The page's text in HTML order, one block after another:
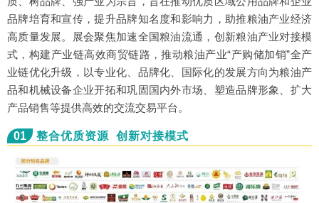
品牌培育和宣传，提升品牌知名度和影响力，助推粮油产业经济
高质量发展。展会聚焦加速全国粮油流通，创新粮油产业对接模
式，构建产业链高效商贸链路，推动粮油产业“产购储加销”全产
业链优化升级，以专业化、品牌化、国际化的发展方向为粮油产
品和机械设备企业开拓和巩固国内外市场、塑造品牌形象、扩大
产品销售等提供高效的交流交易平台。
01 整合优质资源 创新对接模式